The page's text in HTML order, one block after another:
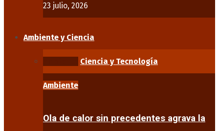
23 julio, 2026
Ambiente y Ciencia
Ciencia y Tecnología
Ambiente
Ola de calor sin precedentes agrava la